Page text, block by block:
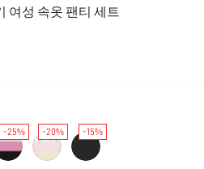
여성 속옷 팬티 세트
-25% -20% -15%